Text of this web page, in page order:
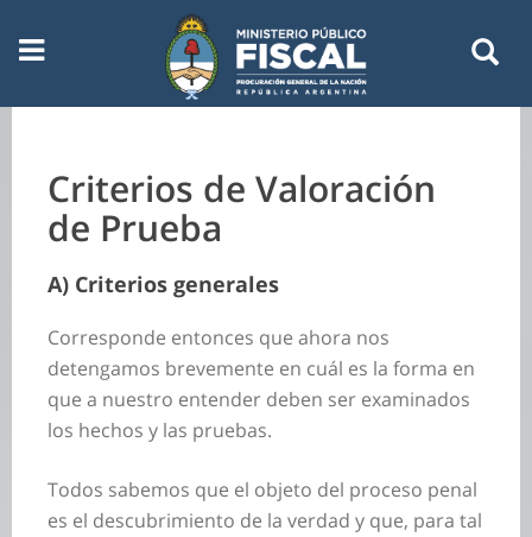
Criterios de Valoración
de Prueba
A) Criterios generales
Corresponde entonces que ahora nos
detengamos brevemente en cuál es la forma en
que a nuestro entender deben ser examinados
los hechos y las pruebas.
Todos sabemos que el objeto del proceso penal
es el descubrimiento de la verdad y que, para tal